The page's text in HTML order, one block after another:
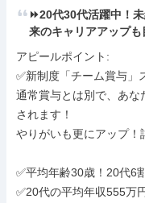
⏩️20代30代活躍中！
来のキャリアアップも
アピールポイント:
✅新制度「チーム賞与」
通常賞与とは別で、あな
されます！
やりがいも更にアップ！
✅平均年齢30歳！20代6
✅20代の平均年収555万